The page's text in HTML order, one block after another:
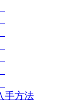
手方法